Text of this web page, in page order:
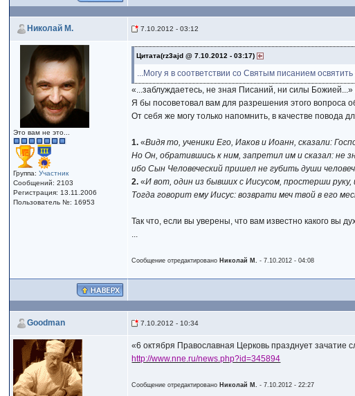
Николай М. 7.10.2012 - 03:12
Это вам не это...
Группа:Участник
Сообщений: 2103
Регистрация: 13.11.2006
Пользователь №: 16953
Цитата(rz3ajd @ 7.10.2012 - 03:17)
...Могу я в соответствии со Святым писанием освятить
«...заблуждаетесь, не зная Писаний, ни силы
Я бы посоветовал вам для разрешения этого вопроса
От себя же могу только напомнить, в качестве повода
1. «Видя то, ученики Его, Иаков и Иоанн, сказали:
Но Он, обратившись к ним, запретил им и сказал: не
ибо Сын Человеческий пришел не губить души
2.«И вот, один из бывших с Иисусом, простерши руку,
Тогда говорит ему Иисус: возврати меч твой в его
Так что, если вы уверены, что вам известно какого вы
...
Сообщение отредактировано Николай М. - 7.10.2012 - 04:08
Goodman 7.10.2012 - 10:34
«6 октября Православная Церковь празднует зачатие
http://www.nne.ru/news.php?id=345894
Сообщение отредактировано Николай М. - 7.10.2012 - 22:27